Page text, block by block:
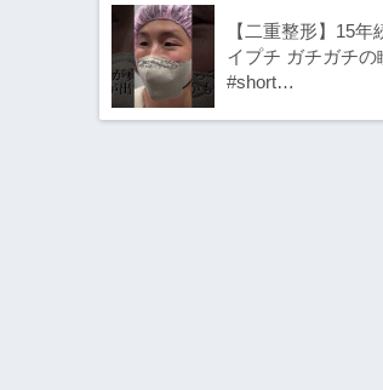
【二重整形】15年
イプチ ガチガチ
#short…